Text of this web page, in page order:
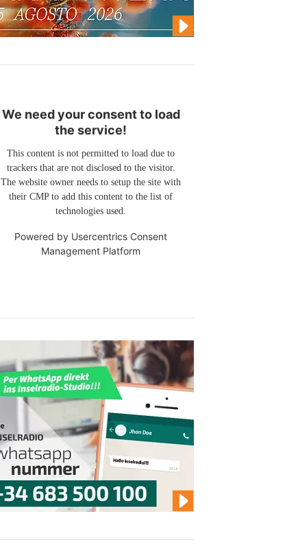
We need your consent to load
the service!
This content is not permitted to load due to
trackers that are not disclosed to the visitor.
The website owner needs to setup the site with
their CMP to add this content to the list of
technologies used.
Powered by Usercentrics Consent
Management Platform